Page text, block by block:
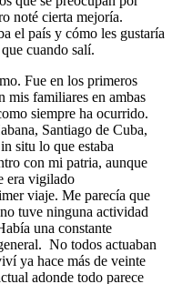
noté cierta mejoría.
el país y cómo les gustaría
cuando salí.
Fue en los primeros
mis familiares en ambas
siempre ha ocurrido.
Santiago de Cuba,
situ lo que estaba
con mi patria, aunque
era vigilado
viaje. Me parecía que
tuve ninguna actividad
una constante
No todos actuaban
ya hace más de veinte
adonde todo parece